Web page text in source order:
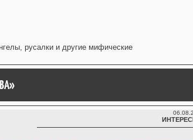
русалки и другие мифические